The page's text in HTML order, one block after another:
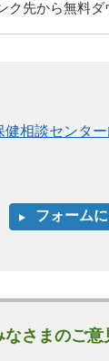
ク先から無料ダ
相談センター
さまのご